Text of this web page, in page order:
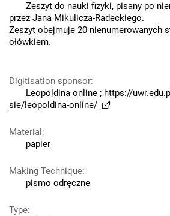
Zeszyt do nauki fizyki, pisany po
przez Jana Mikulicza-Radeckiego.
Zeszyt obejmuje 20 nienumerowanych
ołówkiem.
Digitisation sponsor:
Leopoldina online ; https://
sie/leopoldina-online/
Material :
papier
Making Technique:
pismo odręczne
Type: